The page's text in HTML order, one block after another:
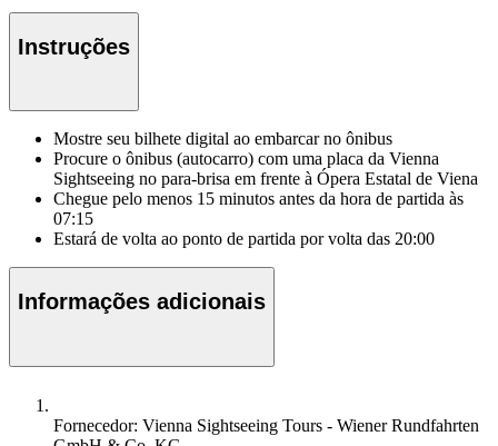
Instruções
Mostre seu bilhete digital ao embarcar no ônibus
Procure o ônibus (autocarro) com uma placa da Vienna
Sightseeing no para-brisa em frente à Ópera Estatal de Viena
Chegue pelo menos 15 minutos antes da hora de partida às
07:15
Estará de volta ao ponto de partida por volta das 20:00
Informações adicionais
Fornecedor: Vienna Sightseeing Tours - Wiener Rundfahrten